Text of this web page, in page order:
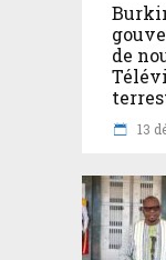
de
13